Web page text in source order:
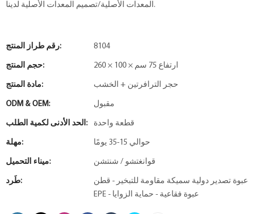
المعدات الأصلية/تصميم المعدات الأصلية لدينا.
رقم طراز المنتج: 8104
حجم المنتج: 260 × 100 × ارتفاع 75 سم
مادة المنتج: حجر الترافرتين + الخشب
ODM & OEM: مقبول
الحد الأدنى لكمية الطلب: قطعة واحدة
مهلة: حوالي 15-35 يومًا
ميناء التحميل: قوانغتشو / شنتشن
طَرد:
عبوة تصدير دولية سميكة مقاومة للتبخير - قطن
EPE - عبوة فقاعية - حماية الزوايا